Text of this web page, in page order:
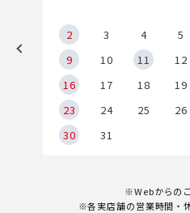
2
3 4 5
9
10 11 12
16
17 18 19
23
24 25 26
30
31
※Webからの
※各実店舗の営業時間・